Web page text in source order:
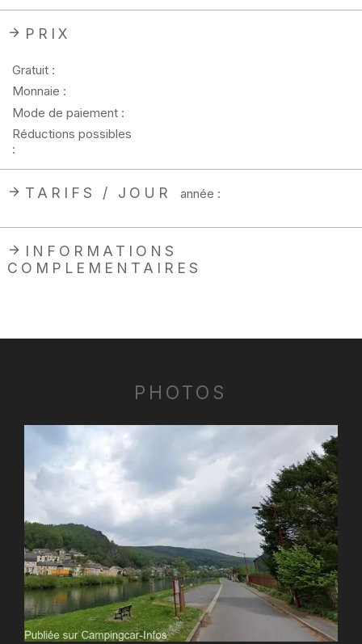
PRIX
Gratuit :
Monnaie :
Mode de paiement :
Réductions possibles
:
TARIFS / JOUR année :
INFORMATIONS
COMPLEMENTAIRES
PHOTOS